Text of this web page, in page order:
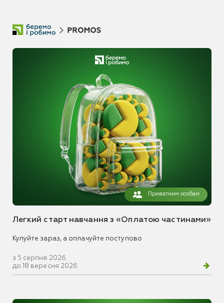
Приватним особам
Легкий старт навчання з «Оплатою частинами»
Купуйте зараз, а оплачуйте поступово
з 5 серпня 2026
до 18 вересня 2026